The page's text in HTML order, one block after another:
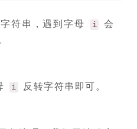
符串，遇到字母 i
会
i
反转字符串即可。